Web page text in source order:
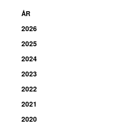
ÅR
2026
2025
2024
2023
2022
2021
2020